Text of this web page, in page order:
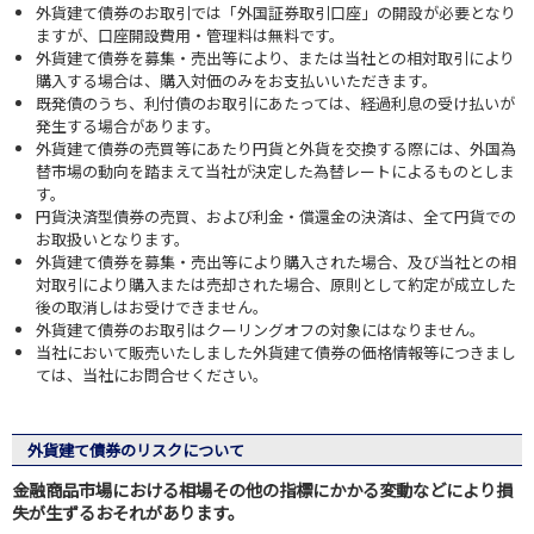
外貨建て債券のお取引では「外国証券取引口座」の開設が必要となり
ますが、口座開設費用・管理料は無料です。
外貨建て債券を募集・売出等により、または当社との相対取引により
購入する場合は、購入対価のみをお支払いいただきます。
既発債のうち、利付債のお取引にあたっては、経過利息の受け払いが
発生する場合があります。
外貨建て債券の売買等にあたり円貨と外貨を交換する際には、外国為
替市場の動向を踏まえて当社が決定した為替レートによるものとしま
す。
円貨決済型債券の売買、および利金・償還金の決済は、全て円貨での
お取扱いとなります。
外貨建て債券を募集・売出等により購入された場合、及び当社との相
対取引により購入または売却された場合、原則として約定が成立した
後の取消しはお受けできません。
外貨建て債券のお取引はクーリングオフの対象にはなりません。
当社において販売いたしました外貨建て債券の価格情報等につきまし
ては、当社にお問合せください。
外貨建て債券のリスクについて
金融商品市場における相場その他の指標にかかる変動などにより損
失が生ずるおそれがあります。